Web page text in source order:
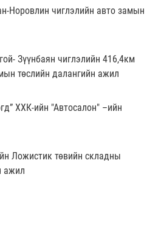
Норовлин чиглэлийн авто замын
Зүүнбаян чиглэлийн 416,4км
төслийн далангийн ажил
ХХК-ийн "Автосалон" –ийн
Ложистик төвийн складны
ажил